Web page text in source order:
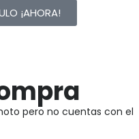
¡AHORA!
pero no cuentas con el